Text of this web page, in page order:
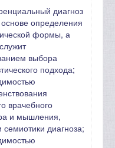
диагноз
определения
формы, а
выбора
подхода;
врачебного
и мышления,
семиотики диагноза;